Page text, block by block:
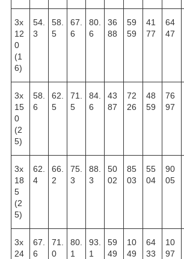
3х
12
0
(1
6)
54.
3
58.
5
67.
6
80.
6
36
88
59
59
41
77
64
47
3х
15
0
(2
5)
58.
6
62.
5
71.
5
84.
6
43
87
72
26
48
59
76
97
3х
18
5
(2
5)
62.
4
66.
2
75.
3
88.
3
50
02
85
03
55
04
90
05
3х
24
67.
6
71.
0
80.
1
93.
1
59
49
10
49
64
33
10
97